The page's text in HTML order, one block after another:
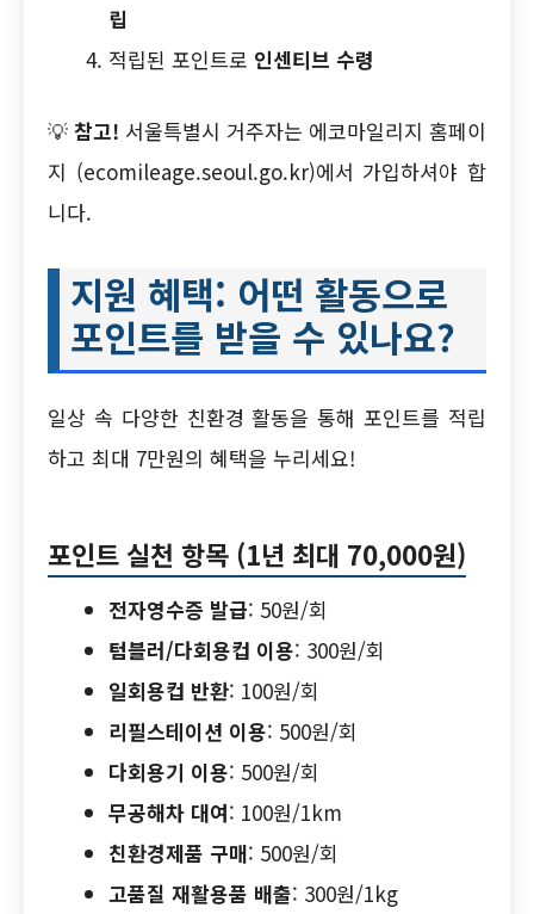
립
적립된 포인트로 인센티브 수령
💡 참고! 서울특별시 거주자는 에코마일리지 홈페이
지 (ecomileage.seoul.go.kr)에서 가입하셔야 합
니다.
지원 혜택: 어떤 활동으로
포인트를 받을 수 있나요?
일상 속 다양한 친환경 활동을 통해 포인트를 적립
하고 최대 7만원의 혜택을 누리세요!
포인트 실천 항목 (1년 최대 70,000원)
전자영수증 발급: 50원/회
텀블러/다회용컵 이용: 300원/회
일회용컵 반환: 100원/회
리필스테이션 이용: 500원/회
다회용기 이용: 500원/회
무공해차 대여: 100원/1km
친환경제품 구매: 500원/회
고품질 재활용품 배출: 300원/1kg